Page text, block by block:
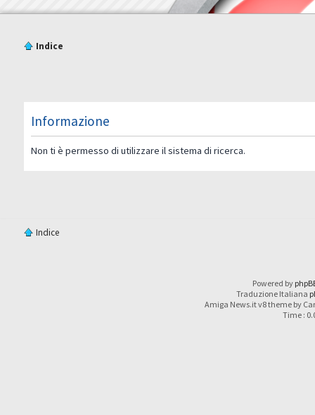
Indice
Informazione
Non ti è permesso di utilizzare il sistema di ricerca.
Indice
Powered by
Traduzione Italiana
Amiga News.it v8 theme by
Time :